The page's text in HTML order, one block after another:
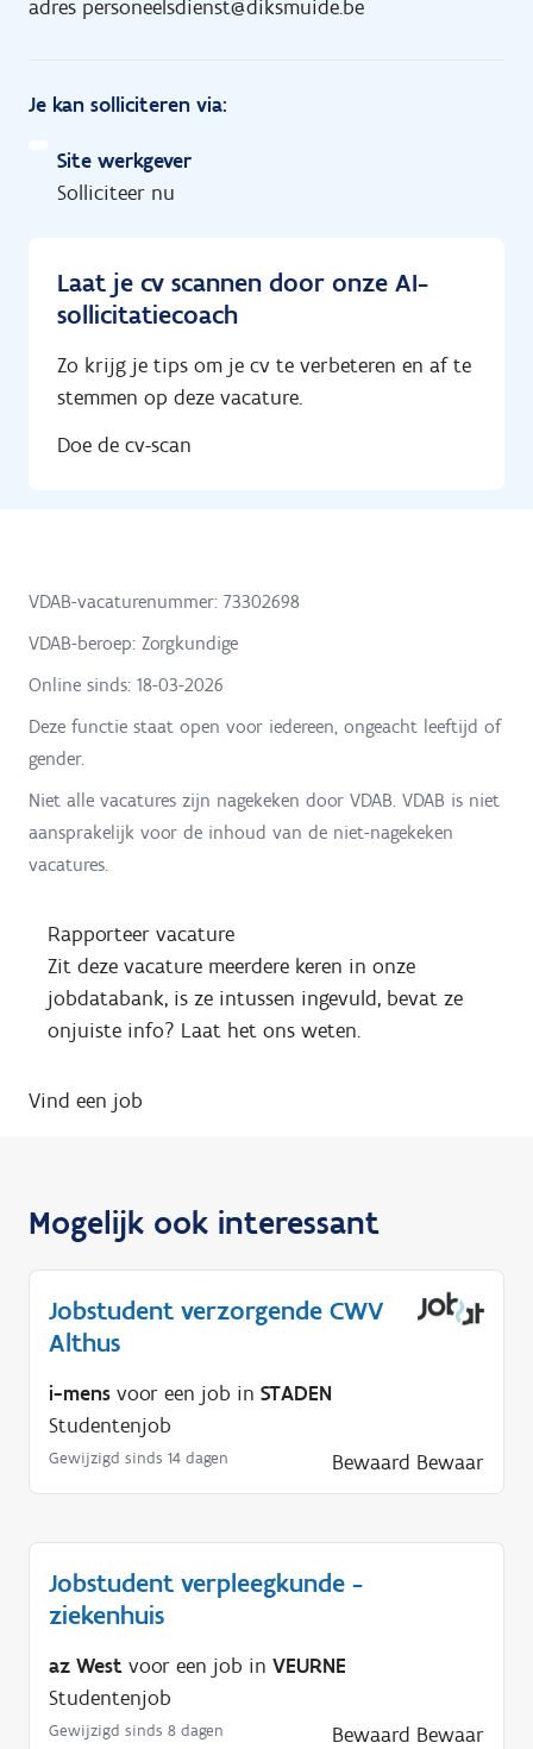
adres personeelsdienst@diksmuide.be
Je kan solliciteren via:
Site werkgever
Solliciteer nu
Laat je cv scannen door onze AI-
sollicitatiecoach
Zo krijg je tips om je cv te verbeteren en af te
stemmen op deze vacature.
Doe de cv-scan
VDAB-vacaturenummer: 73302698
VDAB-beroep: Zorgkundige
Online sinds: 18-03-2026
Deze functie staat open voor iedereen, ongeacht leeftijd of
gender.
Niet alle vacatures zijn nagekeken door VDAB. VDAB is niet
aansprakelijk voor de inhoud van de niet-nagekeken
vacatures.
Rapporteer vacature
Zit deze vacature meerdere keren in onze
jobdatabank, is ze intussen ingevuld, bevat ze
onjuiste info? Laat het ons weten.
Vind een job
Mogelijk ook interessant
Jobstudent verzorgende CWV
Althus
i-mens voor een job in STADEN
Studentenjob
Gewijzigd sinds 14 dagen Bewaard Bewaar
Jobstudent verpleegkunde -
ziekenhuis
az West voor een job in VEURNE
Studentenjob
Gewijzigd sinds 8 dagen Bewaard Bewaar